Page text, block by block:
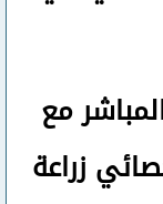
مع
زراعة